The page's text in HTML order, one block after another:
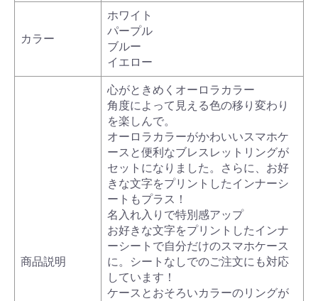
カラー
ホワイト
パープル
ブルー
イエロー
商品説明
心がときめくオーロラカラー
角度によって見える色の移り変わり
を楽しんで。
オーロラカラーがかわいいスマホケ
ースと便利なブレスレットリングが
セットになりました。さらに、お好
きな文字をプリントしたインナーシ
ートもプラス！
名入れ入りで特別感アップ
お好きな文字をプリントしたインナ
ーシートで自分だけのスマホケース
に。シートなしでのご注文にも対応
しています！
ケースとおそろいカラーのリングが